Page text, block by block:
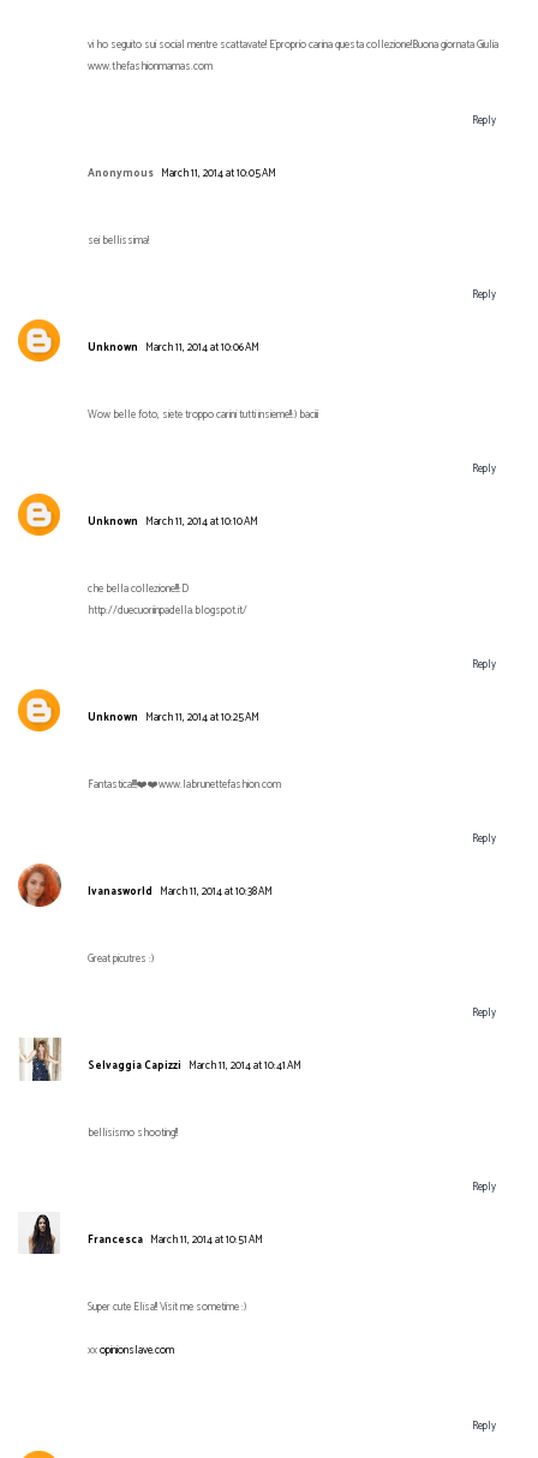
vi ho seguito sui social mentre scattavate! E´proprio carina questa collezione!Buona giornata Giulia
www.thefashionmamas.com
Reply
Anonymous March 11, 2014 at 10:05 AM
sei bellissima!
Reply
Unknown March 11, 2014 at 10:06 AM
Wow belle foto, siete troppo carini tutti insieme!!:) baciii
Reply
Unknown March 11, 2014 at 10:10 AM
che bella collezione!!!:D
http://duecuoriinpadella.blogspot.it/
Reply
Unknown March 11, 2014 at 10:25 AM
Fantastica!!!!❤️❤️www.labrunettefashion.com
Reply
Ivanasworld March 11, 2014 at 10:38 AM
Great picutres :)
Reply
Selvaggia Capizzi March 11, 2014 at 10:41 AM
bellisismo shooting!!
Reply
Francesca March 11, 2014 at 10:51 AM
Super cute Elisa!! Visit me sometime :)
xxopinionslave.com
Reply